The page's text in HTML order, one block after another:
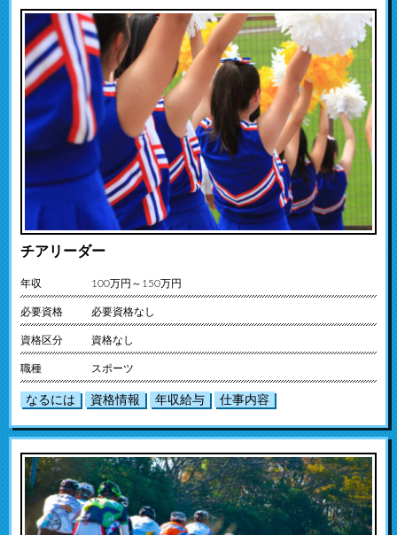
チアリーダー
年収 100万円～150万円
必要資格 必要資格なし
資格区分 資格なし
職種 スポーツ
なるには 資格情報 年収給与 仕事内容